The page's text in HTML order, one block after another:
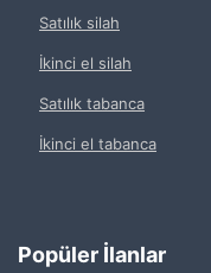
Satılık silah
İkinci el silah
Satılık tabanca
İkinci el tabanca
Popüler İlanlar